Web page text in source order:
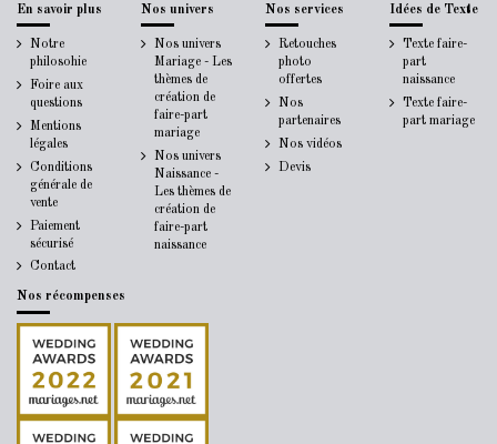
En savoir plus
Notre
philosohie
Foire aux
questions
Mentions
légales
Conditions
générale de
vente
Paiement
sécurisé
Contact
Nos univers
Nos univers
Mariage - Les
thèmes de
création de
faire-part
mariage
Nos univers
Naissance -
Les thèmes de
création de
faire-part
naissance
Nos services
Retouches
photo
offertes
Nos
partenaires
Nos vidéos
Devis
Idées de Texte
Texte faire-
part
naissance
Texte faire-
part mariage
Nos récompenses